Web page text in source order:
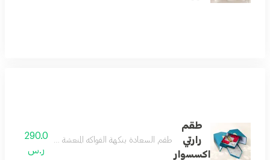
طقم
رارتي
اكسسوار
طقم السعادة بنكهة الفواكه المنعشة وعبق الزهور
290.0
ر.س